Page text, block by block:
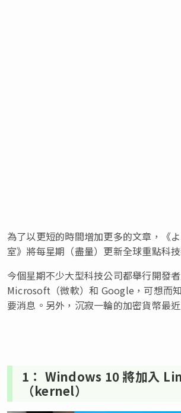
為了以更短的時間增加更多的文章，《
室》將每星期（盡量）更新全球重點科
今個星期不少大型科技公司都舉行開發
Microsoft（微軟）和 Google，可想而
要消息。另外，沉寂一輪的加密貨幣最
1： Windows 10 將加入
（kernel）